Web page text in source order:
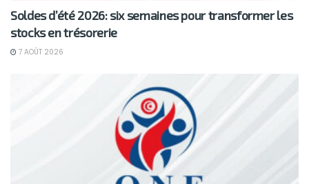
Soldes d’été 2026: six semaines pour transformer les
stocks en trésorerie
7 AOÛT 2026